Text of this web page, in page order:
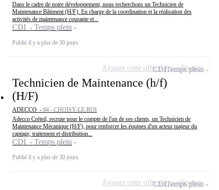
Dans le cadre de notre développement, nous recherchons un Technicien de
Maintenance Bâtiment (H/F). En charge de la coordination et la réalisation des
activités de maintenance courante et...
CDI - Temps plein
Publié il y a plus de 30 jours
Technicien de Maintenance (h/f)
(H/F)
ADECCO - 94 - CHOISY-LE-ROI
Adecco Créteil, recrute pour le compte de l'un de ses clients, un Technicien de
Maintenance Mécanique (H/F), pour renforcer les équipes d'un acteur majeur du
captage, traitement et distribution...
CDI - Temps plein
Publié il y a plus de 30 jours
CDITemps plein
Ajouter cette offre à ma sélection
CDITemps plein
Ajouter cette offre à ma sélection